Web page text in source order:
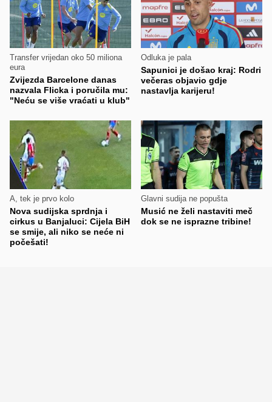
Transfer vrijedan oko 50 miliona
eura
Zvijezda Barcelone danas
nazvala Flicka i poručila mu:
"Neću se više vraćati u klub"
Odluka je pala
Sapunici je došao kraj: Rodri
večeras objavio gdje
nastavlja karijeru!
A, tek je prvo kolo
Nova sudijska sprdnja i
cirkus u Banjaluci: Cijela BiH
se smije, ali niko se neće ni
počešati!
Glavni sudija ne popušta
Musić ne želi nastaviti meč
dok se ne isprazne tribine!